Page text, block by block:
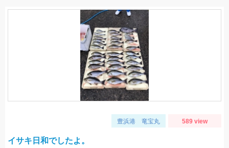
豊浜港 竜宝丸 589 view
イサキ日和でしたよ。